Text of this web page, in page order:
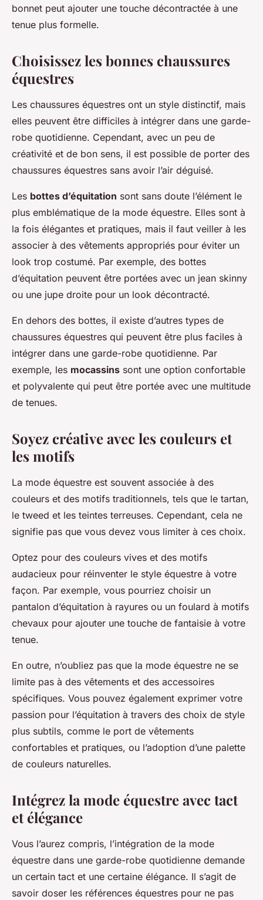
bonnet peut ajouter une touche décontractée à une
tenue plus formelle.
Choisissez les bonnes chaussures
équestres
Les chaussures équestres ont un style distinctif, mais
elles peuvent être difficiles à intégrer dans une garde-
robe quotidienne. Cependant, avec un peu de
créativité et de bon sens, il est possible de porter des
chaussures équestres sans avoir l’air déguisé.
Les bottes d’équitation sont sans doute l’élément le
plus emblématique de la mode équestre. Elles sont à
la fois élégantes et pratiques, mais il faut veiller à les
associer à des vêtements appropriés pour éviter un
look trop costumé. Par exemple, des bottes
d’équitation peuvent être portées avec un jean skinny
ou une jupe droite pour un look décontracté.
En dehors des bottes, il existe d’autres types de
chaussures équestres qui peuvent être plus faciles à
intégrer dans une garde-robe quotidienne. Par
exemple, les mocassins sont une option confortable
et polyvalente qui peut être portée avec une multitude
de tenues.
Soyez créative avec les couleurs et
les motifs
La mode équestre est souvent associée à des
couleurs et des motifs traditionnels, tels que le tartan,
le tweed et les teintes terreuses. Cependant, cela ne
signifie pas que vous devez vous limiter à ces choix.
Optez pour des couleurs vives et des motifs
audacieux pour réinventer le style équestre à votre
façon. Par exemple, vous pourriez choisir un
pantalon d’équitation à rayures ou un foulard à motifs
chevaux pour ajouter une touche de fantaisie à votre
tenue.
En outre, n’oubliez pas que la mode équestre ne se
limite pas à des vêtements et des accessoires
spécifiques. Vous pouvez également exprimer votre
passion pour l’équitation à travers des choix de style
plus subtils, comme le port de vêtements
confortables et pratiques, ou l’adoption d’une palette
de couleurs naturelles.
Intégrez la mode équestre avec tact
et élégance
Vous l’aurez compris, l’intégration de la mode
équestre dans une garde-robe quotidienne demande
un certain tact et une certaine élégance. Il s’agit de
savoir doser les références équestres pour ne pas